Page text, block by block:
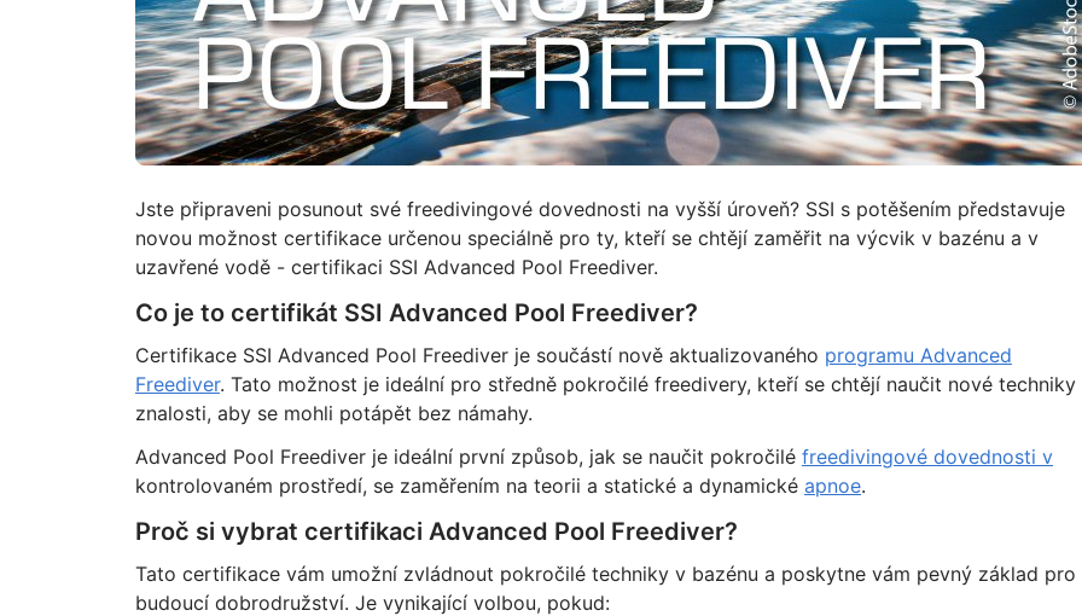
Jste připraveni posunout své freedivingové dovednosti na vyšší úroveň? SSI s potěšením představuje
novou možnost certifikace určenou speciálně pro ty, kteří se chtějí zaměřit na výcvik v bazénu a v
uzavřené vodě - certifikaci SSI Advanced Pool Freediver.
Co je to certifikát SSI Advanced Pool Freediver?
Certifikace SSI Advanced Pool Freediver je součástí nově aktualizovaného programu Advanced
Freediver. Tato možnost je ideální pro středně pokročilé freedivery, kteří se chtějí naučit nové techniky
znalosti, aby se mohli potápět bez námahy.
Advanced Pool Freediver je ideální první způsob, jak se naučit pokročilé freedivingové dovednosti v
kontrolovaném prostředí, se zaměřením na teorii a statické a dynamické apnoe.
Proč si vybrat certifikaci Advanced Pool Freediver?
Tato certifikace vám umožní zvládnout pokročilé techniky v bazénu a poskytne vám pevný základ pro
budoucí dobrodružství. Je vynikající volbou, pokud: